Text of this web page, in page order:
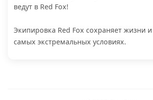
ведут в Red Fox!
Экипировка Red Fox сохраняет жизни
самых экстремальных условиях.